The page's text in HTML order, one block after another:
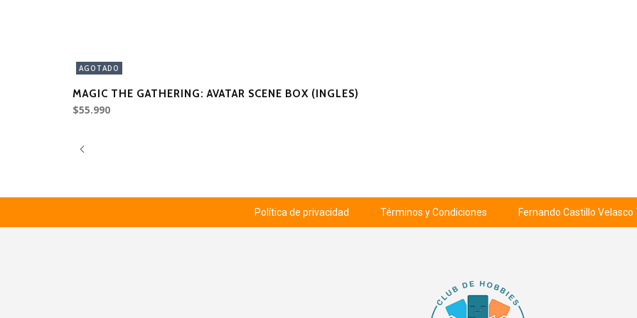
AGOTADO
MAGIC THE GATHERING: AVATAR SCENE BOX (INGLES)
$55.990
Política de privacidad Términos y Condiciones Fernando Castillo Velasco